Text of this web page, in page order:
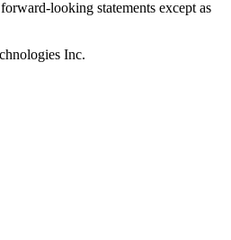
looking statements except as
Inc.